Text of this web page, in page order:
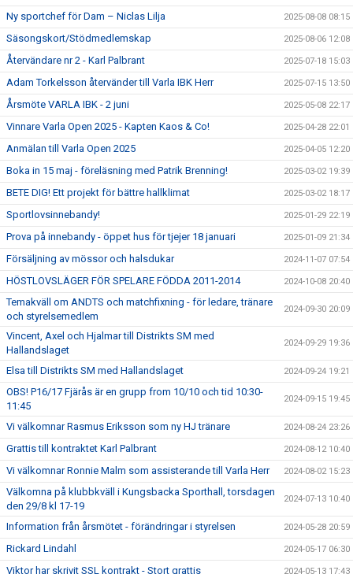
Ny sportchef för Dam – Niclas Lilja 2025-08-08 08:15
Säsongskort/Stödmedlemskap 2025-08-06 12:08
Återvändare nr 2 - Karl Palbrant 2025-07-18 15:03
Adam Torkelsson återvänder till Varla IBK Herr 2025-07-15 13:50
Årsmöte VARLA IBK - 2 juni 2025-05-08 22:17
Vinnare Varla Open 2025 - Kapten Kaos & Co! 2025-04-28 22:01
Anmälan till Varla Open 2025 2025-04-05 12:20
Boka in 15 maj - föreläsning med Patrik Brenning! 2025-03-02 19:39
BETE DIG! Ett projekt för bättre hallklimat 2025-03-02 18:17
Sportlovsinnebandy! 2025-01-29 22:19
Prova på innebandy - öppet hus för tjejer 18 januari 2025-01-09 21:34
Försäljning av mössor och halsdukar 2024-11-07 07:54
HÖSTLOVSLÄGER FÖR SPELARE FÖDDA 2011-2014 2024-10-08 20:40
Temakväll om ANDTS och matchfixning - för ledare, tränare
och styrelsemedlem
2024-09-30 20:09
Vincent, Axel och Hjalmar till Distrikts SM med
Hallandslaget
2024-09-29 19:36
Elsa till Distrikts SM med Hallandslaget 2024-09-24 19:21
OBS! P16/17 Fjärås är en grupp from 10/10 och tid 10:30-
11:45
2024-09-15 19:45
Vi välkomnar Rasmus Eriksson som ny HJ tränare 2024-08-24 23:26
Grattis till kontraktet Karl Palbrant 2024-08-12 10:40
Vi välkomnar Ronnie Malm som assisterande till Varla Herr 2024-08-02 15:23
Välkomna på klubbkväll i Kungsbacka Sporthall, torsdagen
den 29/8 kl 17-19
2024-07-13 10:40
Information från årsmötet - förändringar i styrelsen 2024-05-28 20:59
Rickard Lindahl 2024-05-17 06:30
Viktor har skrivit SSL kontrakt - Stort grattis 2024-05-13 17:43